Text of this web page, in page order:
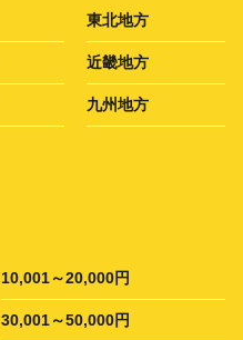
東北地方
近畿地方
九州地方
10,001～20,000円
30,001～50,000円